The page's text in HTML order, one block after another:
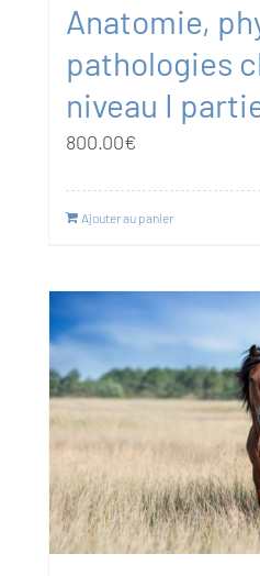
Anatomie,
pathologies
niveau I
800.00€
Ajouter au panier